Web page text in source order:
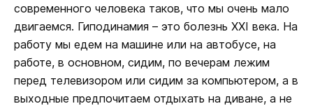
современного человека таков, что мы очень мало
двигаемся. Гиподинамия – это болезнь XXI века. На
работу мы едем на машине или на автобусе, на
работе, в основном, сидим, по вечерам лежим
перед телевизором или сидим за компьютером, а в
выходные предпочитаем отдыхать на диване, а не